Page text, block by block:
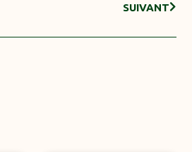
SUIVANT